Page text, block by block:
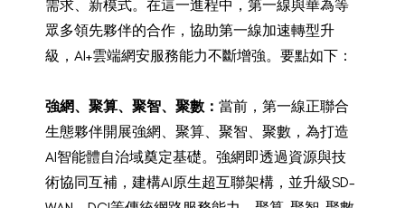
需求、新模式。在這一進程中，第一線與華為等
眾多領先夥伴的合作，協助第一線加速轉型升
級，AI+雲端網安服務能力不斷增強。要點如下：
強網、聚算、聚智、聚數： 當前，第一線正聯合
生態夥伴開展強網、聚算、聚智、聚數，為打造
AI智能體自治域奠定基礎。強網即透過資源與技
術協同互補，建構AI原生超互聯架構，並升級SD-